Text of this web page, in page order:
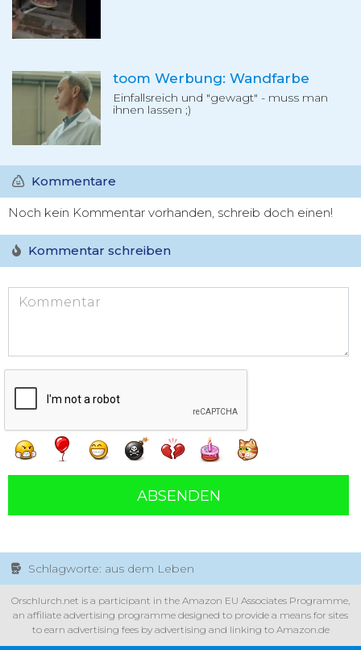
toom Werbung: Wandfarbe
Einfallsreich und "gewagt" - muss man
ihnen lassen ;)
Kommentare
Noch kein Kommentar vorhanden, schreib doch einen!
Kommentar schreiben
ABSENDEN
Schlagworte: aus dem Leben
Orschlurch.net is a participant in the Amazon EU Associates Programme,
an affiliate advertising programme designed to provide a means for sites
to earn advertising fees by advertising and linking to Amazon.de